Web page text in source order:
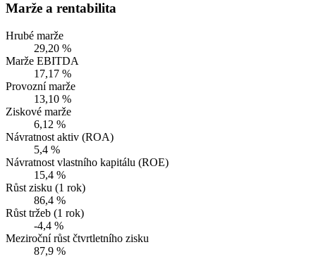
Marže a rentabilita
Hrubé marže
29,20 %
Marže EBITDA
17,17 %
Provozní marže
13,10 %
Ziskové marže
6,12 %
Návratnost aktiv (ROA)
5,4 %
Návratnost vlastního kapitálu (ROE)
15,4 %
Růst zisku (1 rok)
86,4 %
Růst tržeb (1 rok)
-4,4 %
Meziroční růst čtvrtletního zisku
87,9 %